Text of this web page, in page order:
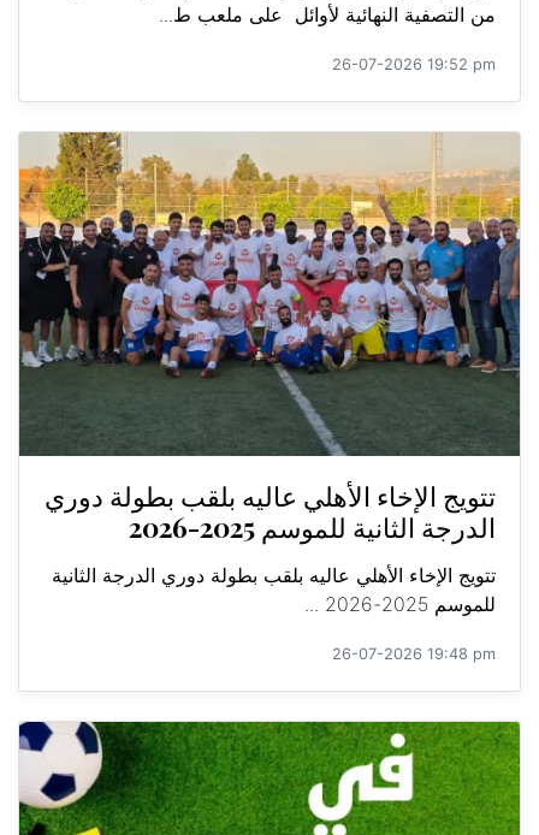
من التصفية النهائية لأوائل على ملعب ط...
26-07-2026 19:52 pm
تتويج الإخاء الأهلي عاليه بلقب بطولة دوري
الدرجة الثانية للموسم 2025-2026
تتويج الإخاء الأهلي عاليه بلقب بطولة دوري الدرجة الثانية
للموسم 2025-2026 ...
26-07-2026 19:48 pm